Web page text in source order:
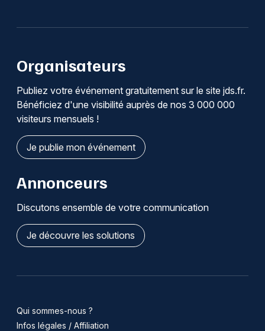
Organisateurs
Publiez votre événement gratuitement sur le site jds.fr.
Bénéficiez d'une visibilité auprès de nos 3 000 000
visiteurs mensuels !
Je publie mon événement
Annonceurs
Discutons ensemble de votre communication
Je découvre les solutions
Qui sommes-nous ?
Infos légales / Affiliation